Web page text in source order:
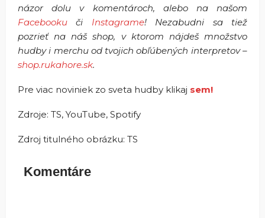
názor dolu v komentároch, alebo na našom
Facebooku či Instagrame! Nezabudni sa tiež
pozrieť na náš shop, v ktorom nájdeš množstvo
hudby i merchu od tvojich obľúbených interpretov –
shop.rukahore.sk.
Pre viac noviniek zo sveta hudby klikaj sem!
Zdroje: TS, YouTube, Spotify
Zdroj titulného obrázku: TS
Komentáre